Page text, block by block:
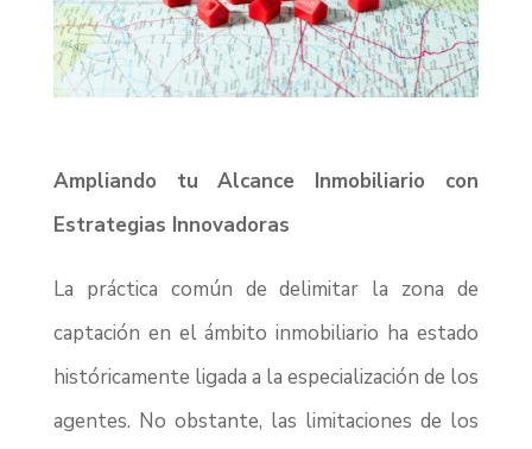
Ampliando tu Alcance Inmobiliario con
Estrategias Innovadoras
La práctica común de delimitar la zona de
captación en el ámbito inmobiliario ha estado
históricamente ligada a la especialización de los
agentes. No obstante, las limitaciones de los